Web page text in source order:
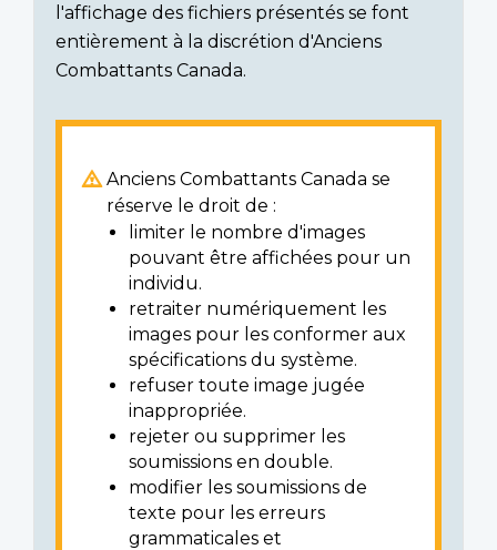
l'affichage des fichiers présentés se font
entièrement à la discrétion d'Anciens
Combattants Canada.
Anciens Combattants Canada se
réserve le droit de :
limiter le nombre d'images
pouvant être affichées pour un
individu.
retraiter numériquement les
images pour les conformer aux
spécifications du système.
refuser toute image jugée
inappropriée.
rejeter ou supprimer les
soumissions en double.
modifier les soumissions de
texte pour les erreurs
grammaticales et